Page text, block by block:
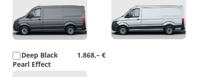
1.868,– €
Deep Black
Pearl Effect